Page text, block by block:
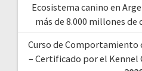
Ecosistema canino en
más de 8.000 millones de
Curso de Comportamiento
– Certificado por el Kennel